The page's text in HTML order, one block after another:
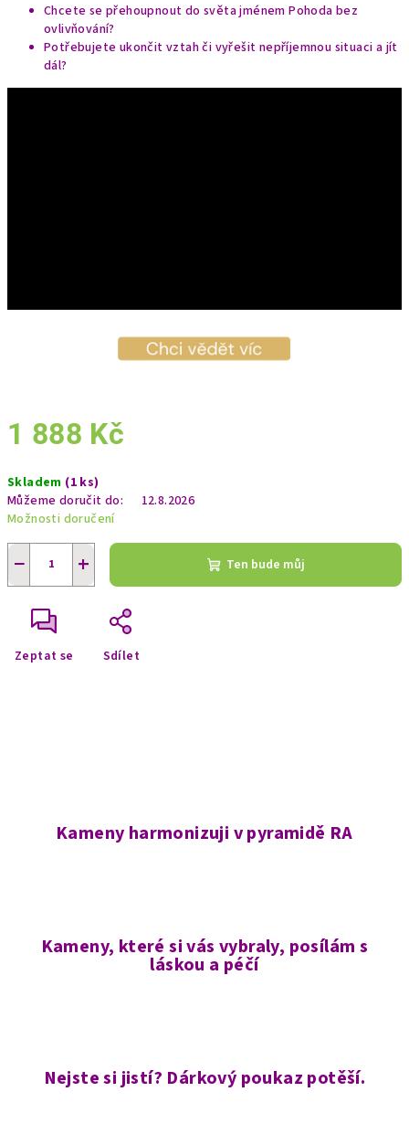
Chcete se přehoupnout do světa jménem Pohoda bez
ovlivňování?
Potřebujete ukončit vztah či vyřešit nepříjemnou situaci a jít
dál?
1 888 Kč
cena:
Skladem (1 ks)
Můžeme doručit do:
12.8.2026
Možnosti doručení
+
− Ten bude můj
Zeptat se Sdílet
Kameny harmonizuji v pyramidě RA
Kameny, které si vás vybraly, posílám s
láskou a péčí
Nejste si jistí? Dárkový poukaz potěší.